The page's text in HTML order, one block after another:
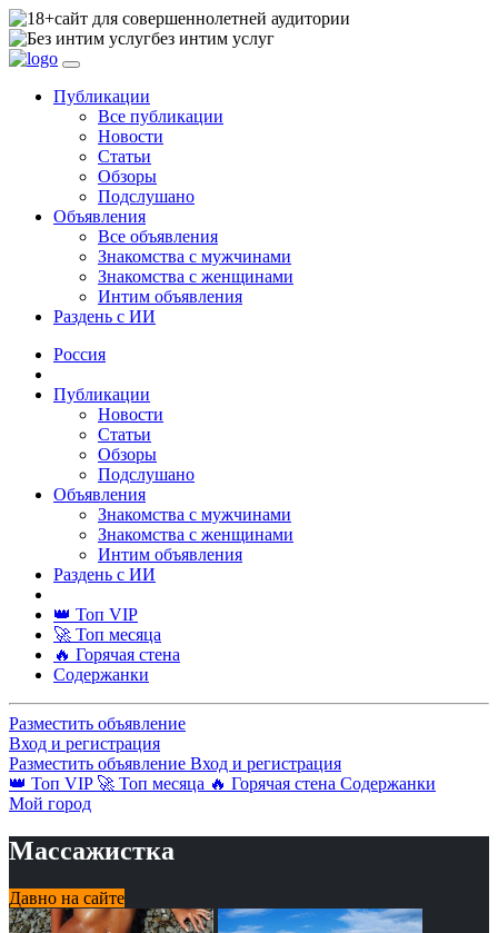
сайт для совершеннолетней аудитории
без интим услуг
Публикации
Все публикации
Новости
Статьи
Обзоры
Подслушано
Объявления
Все объявления
Знакомства с мужчинами
Знакомства с женщинами
Интим объявления
Раздень с ИИ
Россия
Публикации
Новости
Статьи
Обзоры
Подслушано
Объявления
Знакомства с мужчинами
Знакомства с женщинами
Интим объявления
Раздень с ИИ
👑 Топ VIP
🚀 Топ месяца
🔥 Горячая стена
Содержанки
Разместить объявление
Вход и регистрация
Разместить объявление Вход и регистрация
👑 Топ VIP 🚀 Топ месяца 🔥 Горячая стена Содержанки
Мой город
Массажистка
Давно на сайте